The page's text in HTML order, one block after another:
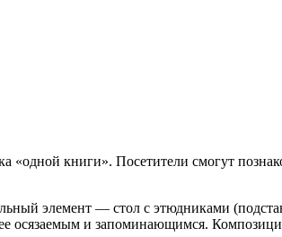
«одной книги». Посетители смогут
элемент — стол с этюдниками
осязаемым и запоминающимся.